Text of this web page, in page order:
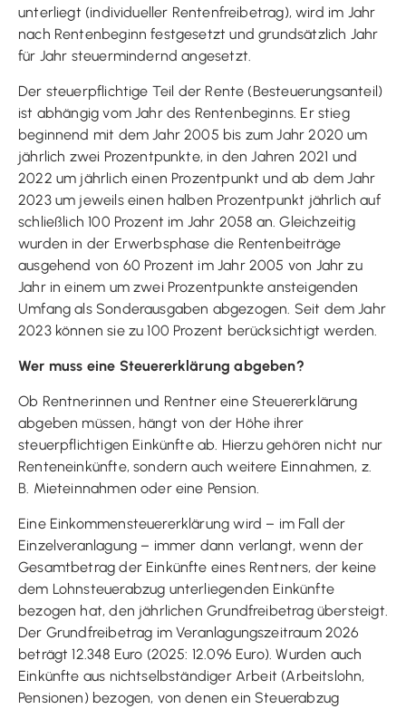
unterliegt (individueller Rentenfreibetrag), wird im Jahr
nach Rentenbeginn festgesetzt und grundsätzlich Jahr
für Jahr steuermindernd angesetzt.
Der steuerpflichtige Teil der Rente (Besteuerungsanteil)
ist abhängig vom Jahr des Rentenbeginns. Er stieg
beginnend mit dem Jahr 2005 bis zum Jahr 2020 um
jährlich zwei Prozentpunkte, in den Jahren 2021 und
2022 um jährlich einen Prozentpunkt und ab dem Jahr
2023 um jeweils einen halben Prozentpunkt jährlich auf
schließlich 100 Prozent im Jahr 2058 an. Gleichzeitig
wurden in der Erwerbsphase die Rentenbeiträge
ausgehend von 60 Prozent im Jahr 2005 von Jahr zu
Jahr in einem um zwei Prozentpunkte ansteigenden
Umfang als Sonderausgaben abgezogen. Seit dem Jahr
2023 können sie zu 100 Prozent berücksichtigt werden.
Wer muss eine Steuererklärung abgeben?
Ob Rentnerinnen und Rentner eine Steuererklärung
abgeben müssen, hängt von der Höhe ihrer
steuerpflichtigen Einkünfte ab. Hierzu gehören nicht nur
Renteneinkünfte, sondern auch weitere Einnahmen, z.
B. Mieteinnahmen oder eine Pension.
Eine Einkommensteuererklärung wird – im Fall der
Einzelveranlagung – immer dann verlangt, wenn der
Gesamtbetrag der Einkünfte eines Rentners, der keine
dem Lohnsteuerabzug unterliegenden Einkünfte
bezogen hat, den jährlichen Grundfreibetrag übersteigt.
Der Grundfreibetrag im Veranlagungszeitraum 2026
beträgt 12.348 Euro (2025: 12.096 Euro). Wurden auch
Einkünfte aus nichtselbständiger Arbeit (Arbeitslohn,
Pensionen) bezogen, von denen ein Steuerabzug